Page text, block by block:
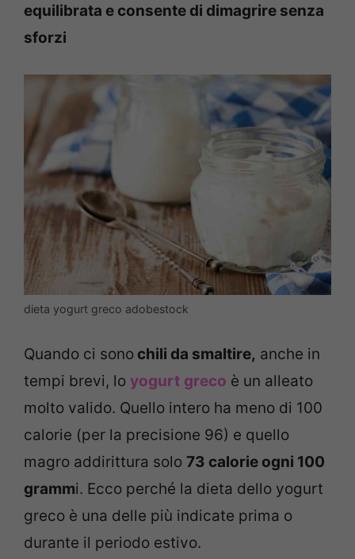
equilibrata e consente di dimagrire senza
sforzi
dieta yogurt greco adobestock
Quando ci sono chili da smaltire, anche in
tempi brevi, lo yogurt greco è un alleato
molto valido. Quello intero ha meno di 100
calorie (per la precisione 96) e quello
magro addirittura solo 73 calorie ogni 100
grammi. Ecco perché la dieta dello yogurt
greco è una delle più indicate prima o
durante il periodo estivo.